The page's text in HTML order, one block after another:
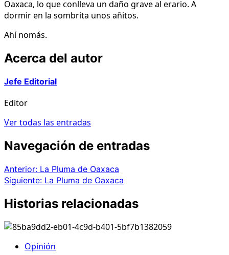
Oaxaca, lo que conlleva un daño grave al erario. A
dormir en la sombrita unos añitos.
Ahí nomás.
Acerca del autor
Jefe Editorial
Editor
Ver todas las entradas
Navegación de entradas
Anterior: La Pluma de Oaxaca
Siguiente: La Pluma de Oaxaca
Historias relacionadas
Opinión